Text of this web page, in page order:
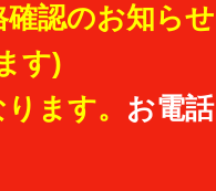
認のお知ら
す)
ます。 お電